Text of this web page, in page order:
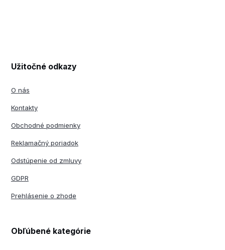
Užitočné odkazy
O nás
Kontakty
Obchodné podmienky
Reklamačný poriadok
Odstúpenie od zmluvy
GDPR
Prehlásenie o zhode
Obľúbené kategórie